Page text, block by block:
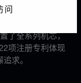
问
了全系列机芯，
项注册专利体现
求。